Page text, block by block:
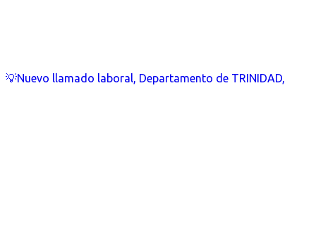
💡Nuevo llamado laboral, Departamento de TRINIDAD,